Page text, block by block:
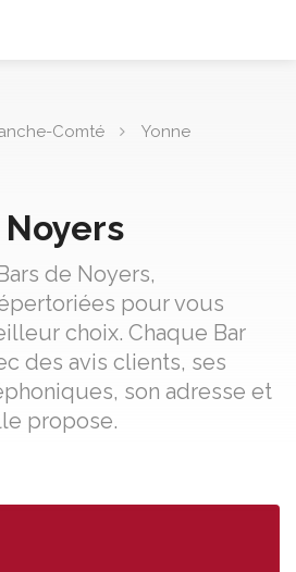
Comté
Yonne
de Noyers,
pour vous
choix. Chaque Bar
des avis clients, ses
son adresse et
propose.